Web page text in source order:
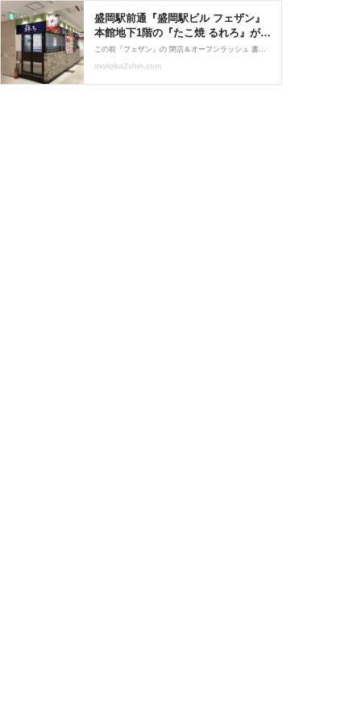
盛岡駅前通『盛岡駅ビル フェザン』
本館地下1階の『たこ焼 るれろ』が閉
店してる。 : もりおか通信 - 岩手県盛
岡市の地域情報サイト -
この前『フェザン』の 閉店＆オープンラッシュ 書いたばっかりなモリ子。と… お昼休みにどこかから聞こえ漏れる 『たこ焼 るれろ』も閉店してた。 なる情報…まじか！ こうしちゃいられない。すぐ行く。笑
morioka2shin.com